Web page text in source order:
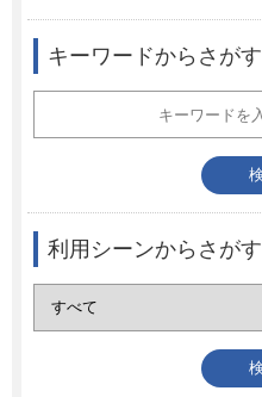
キーワードからさがす
利用シーンからさがす